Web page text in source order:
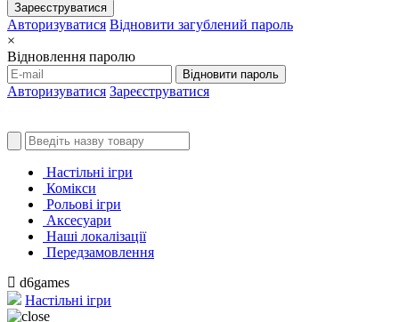
Зареєструватися
Авторизуватися Відновити загублений пароль
×
Відновлення паролю
Відновити пароль
Авторизуватися Зареєструватися
Настільні ігри
Комікси
Рольові ігри
Аксесуари
Наші локалізації
Передзамовлення
d6games
Настільні ігри